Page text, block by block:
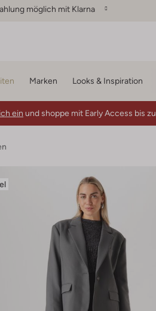
möglich mit Klarna
Marken Looks & Inspiration
ein und shoppe mit Early Access bis zu